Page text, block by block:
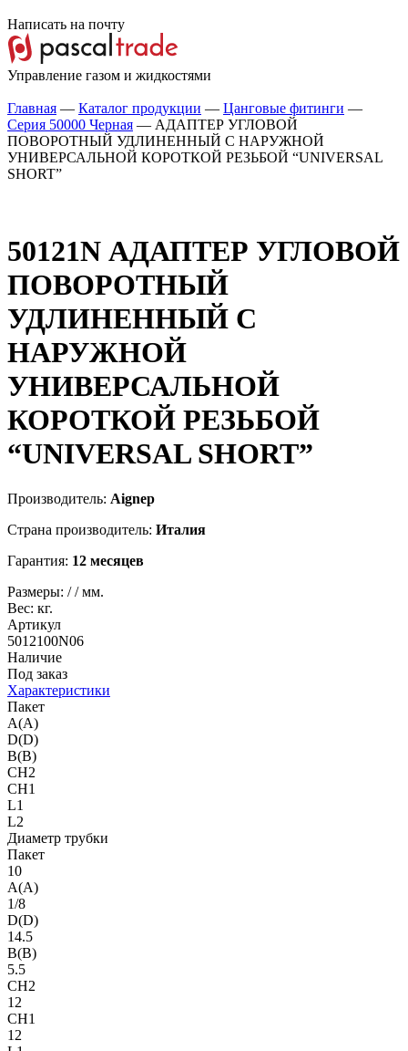
Написать на почту
Управление газом и жидкостями
Главная — Каталог продукции — Цанговые фитинги —
Серия 50000 Черная — АДАПТЕР УГЛОВОЙ
ПОВОРОТНЫЙ УДЛИНЕННЫЙ С НАРУЖНОЙ
УНИВЕРСАЛЬНОЙ КОРОТКОЙ РЕЗЬБОЙ “UNIVERSAL
SHORT”
50121N АДАПТЕР УГЛОВОЙ
ПОВОРОТНЫЙ
УДЛИНЕННЫЙ С
НАРУЖНОЙ
УНИВЕРСАЛЬНОЙ
КОРОТКОЙ РЕЗЬБОЙ
“UNIVERSAL SHORT”
Производитель: Aignep
Страна производитель: Италия
Гарантия: 12 месяцев
Размеры: //мм.
Вес: кг.
Артикул
5012100N06
Наличие
Под заказ
Характеристики
Пакет
A(A)
D(D)
B(B)
CH2
CH1
L1
L2
Диаметр трубки
Пакет
10
A(A)
1/8
D(D)
14.5
B(B)
5.5
CH2
12
CH1
12